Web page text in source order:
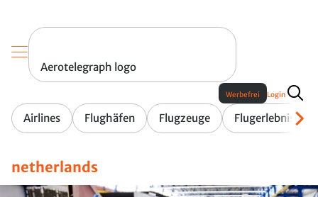
Aerotelegraph logo
Airlines Flughäfen Flugzeuge Flugerlebnis
Werbefrei Login
netherlands